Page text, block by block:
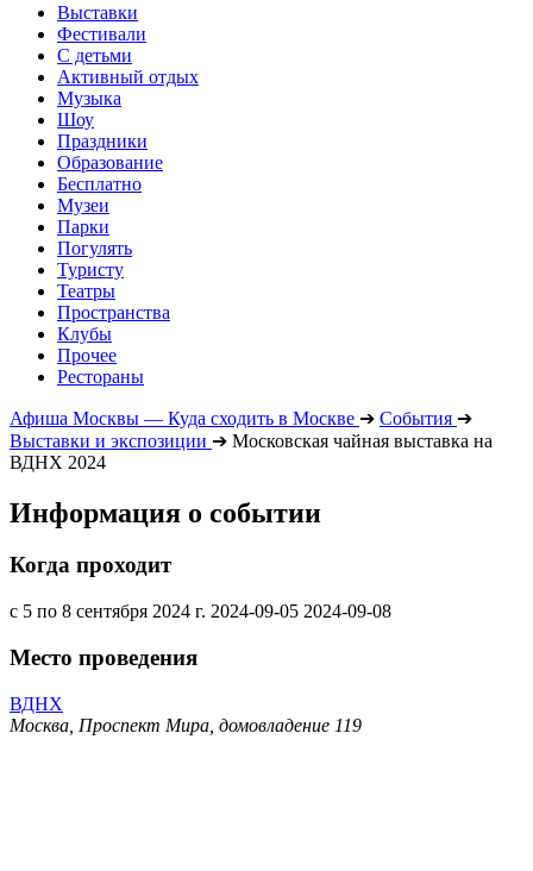
Выставки
Фестивали
С детьми
Активный отдых
Музыка
Шоу
Праздники
Образование
Бесплатно
Музеи
Парки
Погулять
Туристу
Театры
Пространства
Клубы
Прочее
Рестораны
Афиша Москвы — Куда сходить в Москве ➔ События ➔
Выставки и экспозиции ➔ Московская чайная выставка на
ВДНХ 2024
Информация о событии
Когда проходит
с 5 по 8 сентября 2024 г. 2024-09-05 2024-09-08
Место проведения
ВДНХ
Москва, Проспект Мира, домовладение 119